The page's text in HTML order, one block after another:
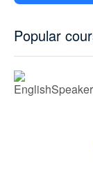
Popular